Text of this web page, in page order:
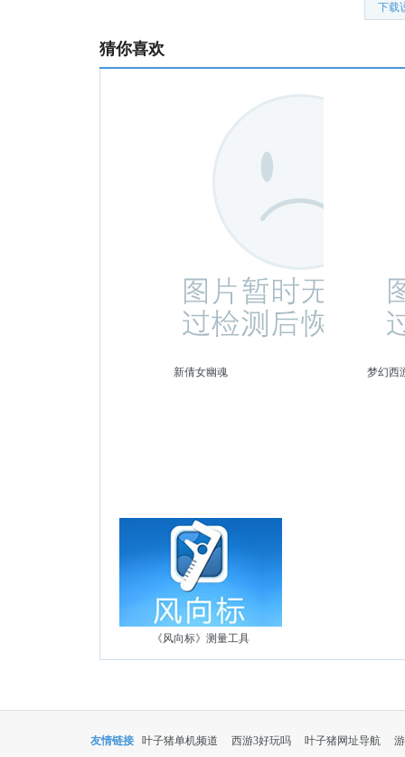
下载
猜你喜欢
新倩女幽魂 梦幻西
《风向标》测量工具
友情链接 叶子猪单机频道 西游3好玩吗 叶子猪网址导航